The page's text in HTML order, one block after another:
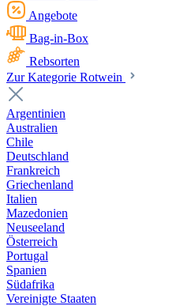
Angebote
Bag-in-Box
Rebsorten
Zur Kategorie Rotwein
Argentinien
Australien
Chile
Deutschland
Frankreich
Griechenland
Italien
Mazedonien
Neuseeland
Österreich
Portugal
Spanien
Südafrika
Vereinigte Staaten